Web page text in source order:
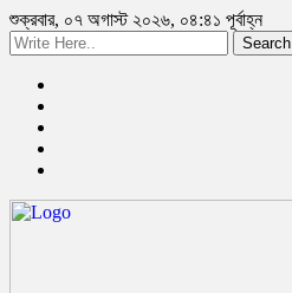
শুক্রবার, ০৭ অগাস্ট ২০২৬, ০৪:৪১ পূর্বাহ্ন
Search